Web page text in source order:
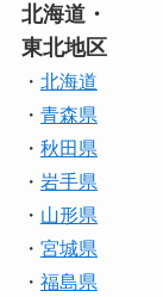
北海道・
東北地区
・ 北海道
・ 青森県
・ 秋田県
・ 岩手県
・ 山形県
・ 宮城県
・ 福島県